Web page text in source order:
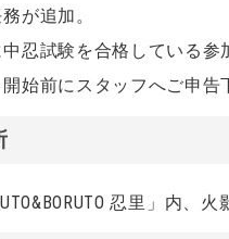
が追加。
中忍試験を合格している参
始前にスタッフへご申告
忍里」内、